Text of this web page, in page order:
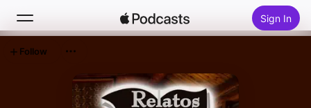
Sign In
Follow